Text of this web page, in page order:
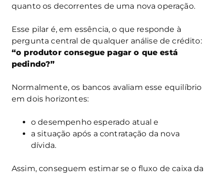
quanto os decorrentes de uma nova operação.
Esse pilar é, em essência, o que responde à
pergunta central de qualquer análise de crédito:
“o produtor consegue pagar o que está
pedindo?”
Normalmente, os bancos avaliam esse equilíbrio
em dois horizontes:
o desempenho esperado atual e
a situação após a contratação da nova
dívida.
Assim, conseguem estimar se o fluxo de caixa da